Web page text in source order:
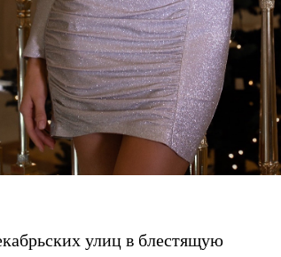
улиц в блестящую